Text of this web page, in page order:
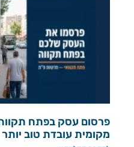
פרסום עסק בפתח
מקומית עובדת טוב